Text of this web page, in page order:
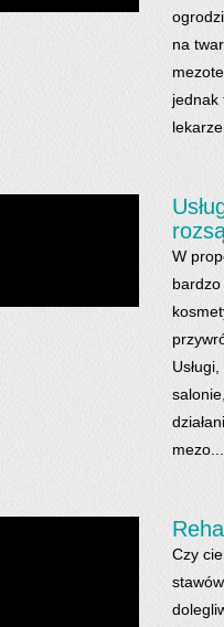
na
jednak
W
mezo...
Czy